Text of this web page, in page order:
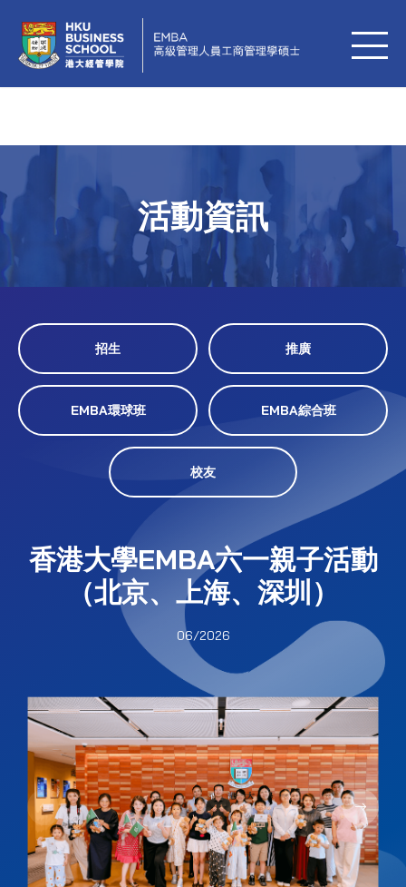
活動資訊
招生 推廣
EMBA環球班 EMBA綜合班
校友
香港大學EMBA六一親子活動
（北京、上海、深圳）
06/2026